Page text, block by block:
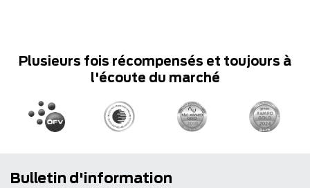
Plusieurs fois récompensés et toujours à
l'écoute du marché
Bulletin d'information